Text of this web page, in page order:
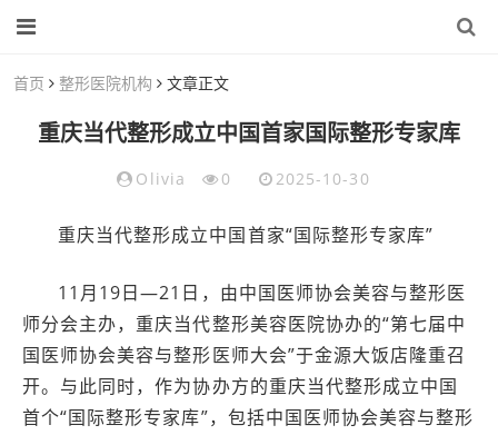
首页 整形医院机构 文章正文
重庆当代整形成立中国首家国际整形专家库
Olivia 0 2025-10-30
重庆当代整形成立中国首家“国际整形专家库”
11月19日—21日，由中国医师协会美容与整形医
师分会主办，重庆当代整形美容医院协办的“第七届中
国医师协会美容与整形医师大会”于金源大饭店隆重召
开。与此同时，作为协办方的重庆当代整形成立中国
首个“国际整形专家库”，包括中国医师协会美容与整形